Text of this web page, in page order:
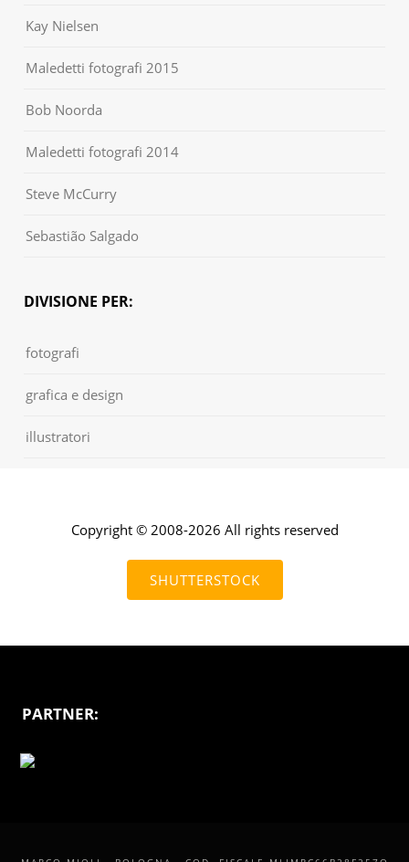
Kay Nielsen
Maledetti fotografi 2015
Bob Noorda
Maledetti fotografi 2014
Steve McCurry
Sebastião Salgado
DIVISIONE PER:
fotografi
grafica e design
illustratori
Copyright © 2008-2026 All rights reserved
SHUTTERSTOCK
PARTNER: